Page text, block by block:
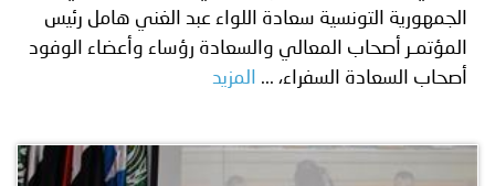
الجمهورية التونسية سعادة اللواء عبد الغني هامل رئيس
المؤتمـر أصحاب المعالي والسعادة رؤساء وأعضاء الوفود
أصحاب السعادة السفراء، ...
المزيد